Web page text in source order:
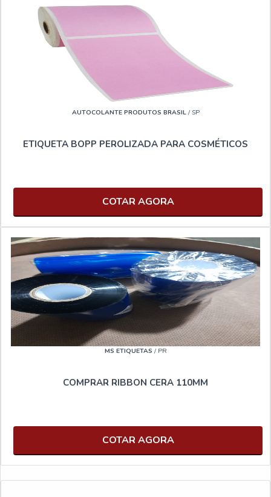
AUTOCOLANTE PRODUTOS BRASIL/ SP
ETIQUETA BOPP PEROLIZADA PARA COSMÉTICOS
COTAR AGORA
MS ETIQUETAS / PR
COMPRAR RIBBON CERA 110MM
COTAR AGORA